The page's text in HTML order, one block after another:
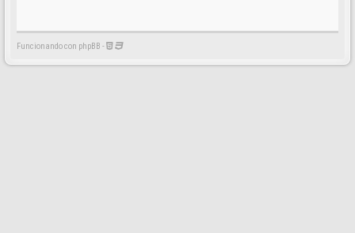
Funcionando con phpBB -